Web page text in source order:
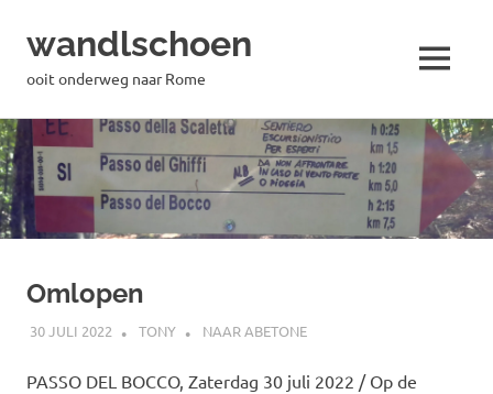
Naar
de
inhoud
springen
wandlschoen
ooit onderweg naar Rome MENU
Omlopen
30 JULI 2022 TONY NAAR ABETONE
PASSO DEL BOCCO, Zaterdag 30 juli 2022 / Op de